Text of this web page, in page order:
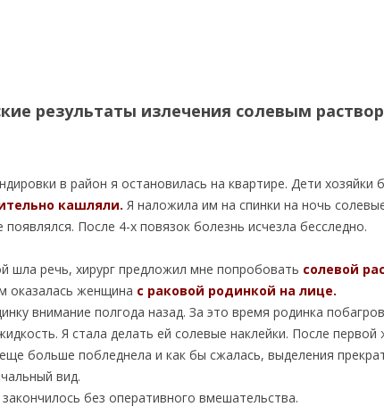
результаты излечения солевым
в район я остановилась на квартире. Дети хозяйки
кашляли. Я наложила им на спинки на ночь
появлялся. После 4-х повязок болезнь исчезла бесследно.
шла речь, хирург предложил мне попробовать солевой
оказалась женщина с раковой родинкой на лице.
внимание полгода назад. За это время родинка
Я стала делать ей солевые наклейки. После
больше побледнела и как бы сжалась, выделения
вид.
без оперативного вмешательства.